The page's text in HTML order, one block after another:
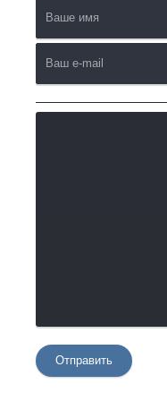
Отправить